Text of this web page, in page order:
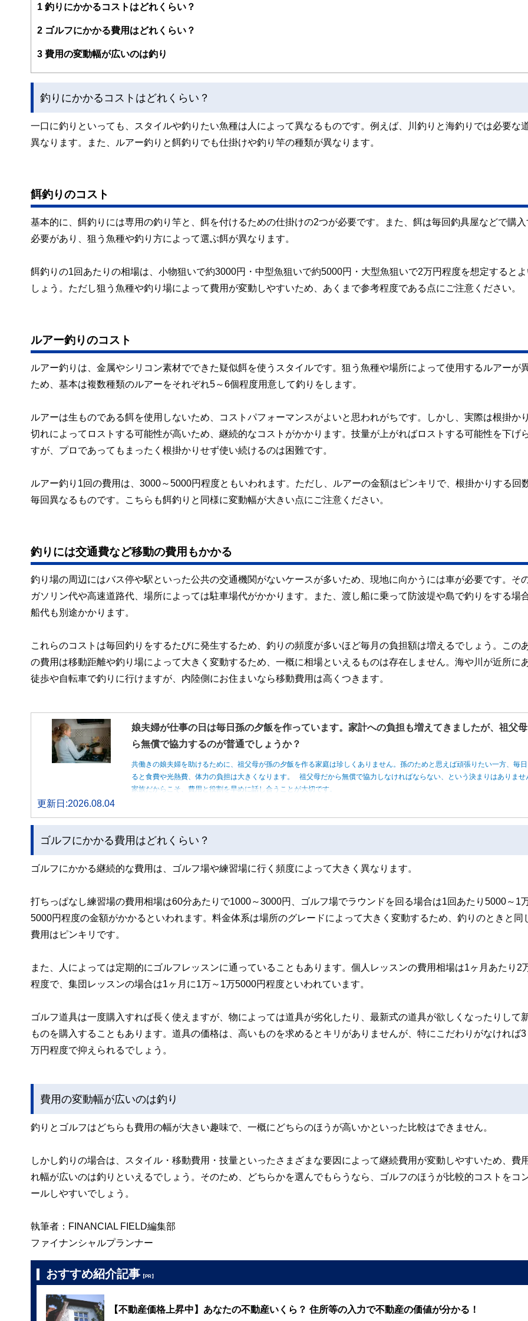
案から記事掲載まですべての工程に関わることで、読者目線のコンテンツを追求しています。
FinancialFieldの特徴は、ファイナンシャルプランナー、弁護士、税理士、宅地建物取引士、相続診断士、住宅ローンアドバイザー、DCプラン
ー、公認会計士、社会保険労務士、行政書士、投資アナリスト、キャリアコンサルタントなど150名以上の有資格者を執筆者・監修者として迎
私たちは、快適でより良い生活のアイデアを提供するお金のコンシェルジュを目指します。
1 釣りにかかるコストはどれくらい？
2 ゴルフにかかる費用はどれくらい？
3 費用の変動幅が広いのは釣り
釣りにかかるコストはどれくらい？
一口に釣りといっても、スタイルや釣りたい魚種は人によって異なるものです。例えば、川釣りと海釣りでは必要な
異なります。また、ルアー釣りと餌釣りでも仕掛けや釣り竿の種類が異なります。
餌釣りのコスト
基本的に、餌釣りには専用の釣り竿と、餌を付けるための仕掛けの2つが必要です。また、餌は毎回釣具屋などで購入
必要があり、狙う魚種や釣り方によって選ぶ餌が異なります。
餌釣りの1回あたりの相場は、小物狙いで約3000円・中型魚狙いで約5000円・大型魚狙いで2万円程度を想定すると
しょう。ただし狙う魚種や釣り場によって費用が変動しやすいため、あくまで参考程度である点にご注意ください。
ルアー釣りのコスト
ルアー釣りは、金属やシリコン素材でできた疑似餌を使うスタイルです。狙う魚種や場所によって使用するルアーが
ため、基本は複数種類のルアーをそれぞれ5～6個程度用意して釣りをします。
ルアーは生ものである餌を使用しないため、コストパフォーマンスがよいと思われがちです。しかし、実際は根掛か
切れによってロストする可能性が高いため、継続的なコストがかかります。技量が上がればロストする可能性を下げ
すが、プロであってもまったく根掛かりせず使い続けるのは困難です。
ルアー釣り1回の費用は、3000～5000円程度ともいわれます。ただし、ルアーの金額はピンキリで、根掛かりする回
毎回異なるものです。こちらも餌釣りと同様に変動幅が大きい点にご注意ください。
釣りには交通費など移動の費用もかかる
釣り場の周辺にはバス停や駅といった公共の交通機関がないケースが多いため、現地に向かうには車が必要です。そ
ガソリン代や高速道路代、場所によっては駐車場代がかかります。また、渡し船に乗って防波堤や島で釣りをする場
船代も別途かかります。
これらのコストは毎回釣りをするたびに発生するため、釣りの頻度が多いほど毎月の負担額は増えるでしょう。この
の費用は移動距離や釣り場によって大きく変動するため、一概に相場といえるものは存在しません。海や川が近所に
徒歩や自転車で釣りに行けますが、内陸側にお住まいなら移動費用は高くつきます。
娘夫婦が仕事の日は毎日孫の夕飯を作っています。家計への負担も増えてきましたが、祖父
ら無償で協力するのが普通でしょうか？
共働きの娘夫婦を助けるために、祖父母が孫の夕飯を作る家庭は珍しくありません。孫のためと思えば頑張りたい一方、毎日
ると食費や光熱費、体力の負担は大きくなります。 祖父母だから無償で協力しなければならない、という決まりはありませ
家族だからこそ、費用と役割を早めに話し合うことが大切です。
更新日:2026.08.04
ゴルフにかかる費用はどれくらい？
ゴルフにかかる継続的な費用は、ゴルフ場や練習場に行く頻度によって大きく異なります。
打ちっぱなし練習場の費用相場は60分あたりで1000～3000円、ゴルフ場でラウンドを回る場合は1回あたり5000～1
5000円程度の金額がかかるといわれます。料金体系は場所のグレードによって大きく変動するため、釣りのときと同
費用はピンキリです。
また、人によっては定期的にゴルフレッスンに通っていることもあります。個人レッスンの費用相場は1ヶ月あたり2
程度で、集団レッスンの場合は1ヶ月に1万～1万5000円程度といわれています。
ゴルフ道具は一度購入すれば長く使えますが、物によっては道具が劣化したり、最新式の道具が欲しくなったりして
ものを購入することもあります。道具の価格は、高いものを求めるとキリがありませんが、特にこだわりがなければ
万円程度で抑えられるでしょう。
費用の変動幅が広いのは釣り
釣りとゴルフはどちらも費用の幅が大きい趣味で、一概にどちらのほうが高いかといった比較はできません。
しかし釣りの場合は、スタイル・移動費用・技量といったさまざまな要因によって継続費用が変動しやすいため、費
れ幅が広いのは釣りといえるでしょう。そのため、どちらかを選んでもらうなら、ゴルフのほうが比較的コストをコ
ールしやすいでしょう。
執筆者：FINANCIAL FIELD編集部
ファイナンシャルプランナー
おすすめ紹介記事 【PR】
【不動産価格上昇中】あなたの不動産いくら？ 住所等の入力で不動産の価値が分かる！